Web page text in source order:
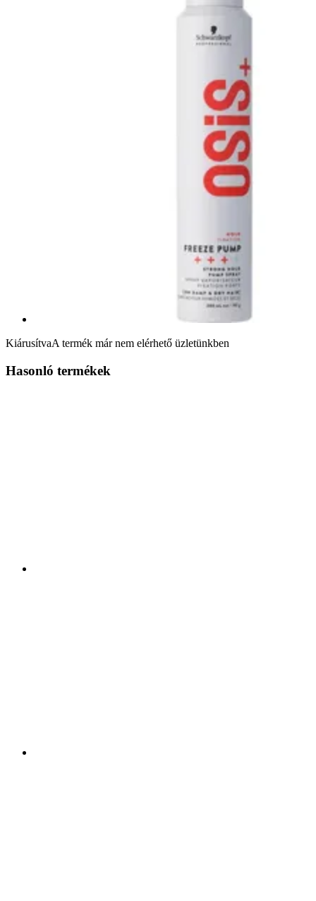
KiárusítvaA termék már nem elérhető üzletünkben
Hasonló termékek